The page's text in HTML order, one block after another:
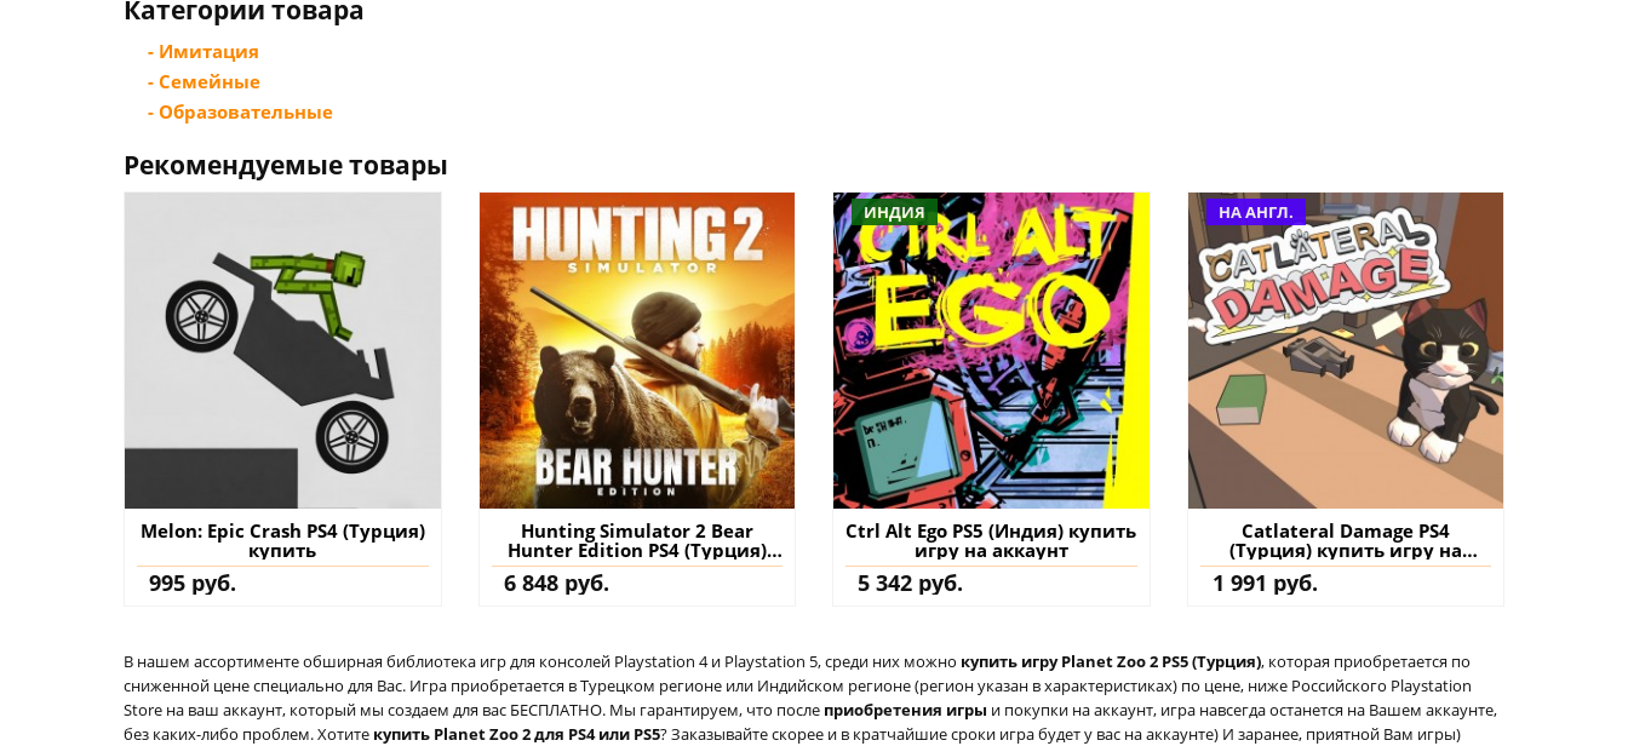
Категории товара
- Имитация
- Семейные
- Образовательные
Рекомендуемые товары
Melon: Epic Crash PS4 (Турция)
купить
995 руб.
Hunting Simulator 2 Bear
Hunter Edition PS4 (Турция)
купить игру на аккаунт
6 848 руб.
ИНДИЯ
Ctrl Alt Ego PS5 (Индия) купить
игру на аккаунт
5 342 руб.
НА АНГЛ.
Catlateral Damage PS4
(Турция) купить игру на
аккаунт
1 991 руб.
В нашем ассортименте обширная библиотека игр для консолей Playstation 4 и Playstation 5, среди них можно купить игру Planet Zoo 2 PS5 (Турция), которая приобретается по
сниженной цене специально для Вас. Игра приобретается в Турецком регионе или Индийском регионе (регион указан в характеристиках) по цене, ниже Российского Playstation
Store на ваш аккаунт, который мы создаем для вас БЕСПЛАТНО. Мы гарантируем, что после приобретения игры и покупки на аккаунт, игра навсегда останется на Вашем аккаунте,
без каких-либо проблем. Хотите купить Planet Zoo 2 для PS4 или PS5? Заказывайте скорее и в кратчайшие сроки игра будет у вас на аккаунте) И заранее, приятной Вам игры)